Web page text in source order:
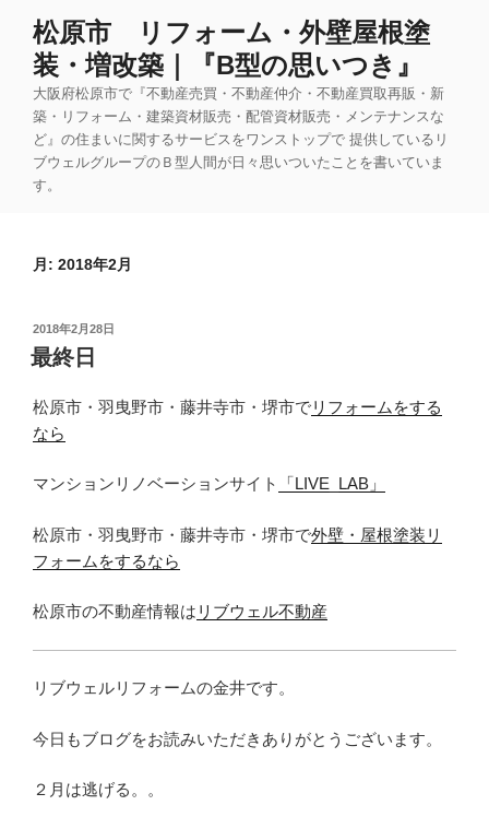
松原市 リフォーム・外壁屋根塗
装・増改築｜『B型の思いつき』
大阪府松原市で『不動産売買・不動産仲介・不動産買取再販・新
築・リフォーム・建築資材販売・配管資材販売・メンテナンスな
ど』の住まいに関するサービスをワンストップで 提供しているリ
ブウェルグループのＢ型人間が日々思いついたことを書いていま
す。
月: 2018年2月
投
稿
日:
2018年2月28日
最終日
松原市・羽曳野市・藤井寺市・堺市でリフォームをする
なら
マンションリノベーションサイト 「LIVE_LAB」
松原市・羽曳野市・藤井寺市・堺市で外壁・屋根塗装リ
フォームをするなら
松原市の不動産情報は リブウェル不動産
リブウェルリフォームの金井です。
今日もブログをお読みいただきありがとうございます。
２月は逃げる。。